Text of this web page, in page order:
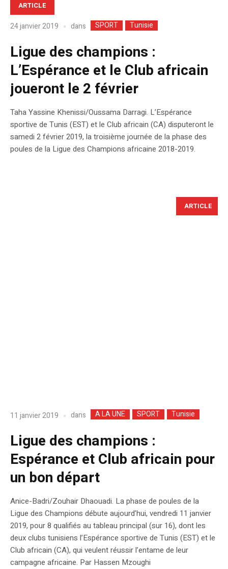
ARTICLE
24 janvier 2019 dans SPORT Tunisie
Ligue des champions :
L’Espérance et le Club africain
joueront le 2 février
Taha Yassine Khenissi/Oussama Darragi. L’Espérance
sportive de Tunis (EST) et le Club africain (CA) disputeront le
samedi 2 février 2019, la troisième journée de la phase des
poules de la Ligue des Champions africaine 2018-2019.
ARTICLE
11 janvier 2019 dans A LA UNE SPORT Tunisie
Ligue des champions :
Espérance et Club africain pour
un bon départ
Anice-Badri/Zouhair Dhaouadi. La phase de poules de la
Ligue des Champions débute aujourd’hui, vendredi 11 janvier
2019, pour 8 qualifiés au tableau principal (sur 16), dont les
deux clubs tunisiens l’Espérance sportive de Tunis (EST) et le
Club africain (CA), qui veulent réussir l’entame de leur
campagne africaine. Par Hassen Mzoughi